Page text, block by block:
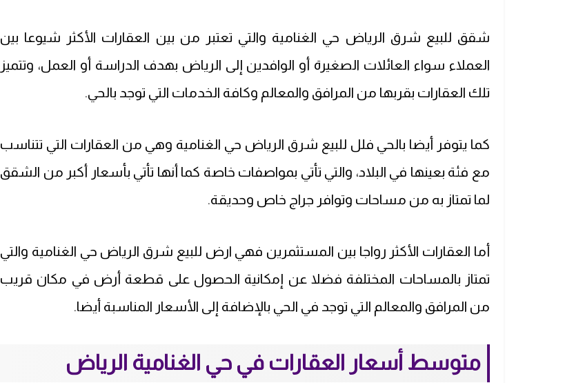
شقق للبيع شرق الرياض حي الغنامية والتي تعتبر من بين العقارات الأكثر شيوعا بين
العملاء سواء العائلات الصغيرة أو الوافدين إلى الرياض بهدف الدراسة أو العمل، وتتميز
تلك العقارات بقربها من المرافق والمعالم وكافة الخدمات التي توجد بالحي.
كما يتوفر أيضا بالحي فلل للبيع شرق الرياض حي الغنامية وهي من العقارات التي تتناسب
مع فئة بعينها في البلاد، والتي تأتي بمواصفات خاصة كما أنها تأتي بأسعار أكبر من الشقق
لما تمتاز به من مساحات وتوافر جراج خاص وحديقة.
أما العقارات الأكثر رواجا بين المستثمرين فهي ارض للبيع شرق الرياض حي الغنامية والتي
تمتاز بالمساحات المختلفة فضلا عن إمكانية الحصول على قطعة أرض في مكان قريب
من المرافق والمعالم التي توجد في الحي بالإضافة إلى الأسعار المناسبة أيضا.
متوسط أسعار العقارات في حي الغنامية الرياض